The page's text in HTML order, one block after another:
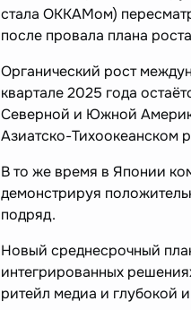
стала ОККАМом)
после провала плана
Органический рост
квартале 2025 года
Северной и Южной
Азиатско-Тихоокеанском
В то же время в Японии
демонстрируя
подряд.
Новый среднесрочный
интегрированных
ритейл медиа и глубокой